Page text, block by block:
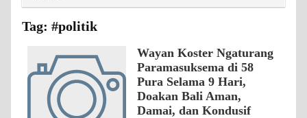
Tag: #politik
Wayan Koster Ngaturang
Paramasuksema di 58
Pura Selama 9 Hari,
Doakan Bali Aman,
Damai, dan Kondusif